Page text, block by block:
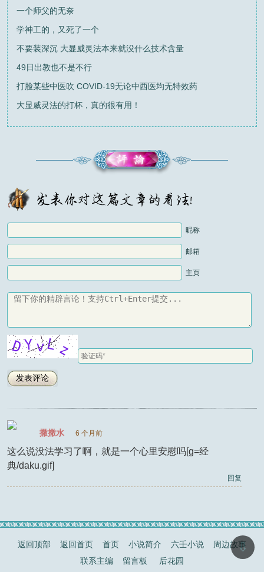
一个师父的无奈
学神工的，又死了一个
不要装深沉 大显威灵法本来就没什么技术含量
49日出教也不是不行
打脸某些中医吹 COVID-19无论中西医均无特效药
大显威灵法的打杯，真的很有用！
昵称
邮箱
主页
撒撒水 6 个月前
这么说没法学习了啊，就是一个心里安慰吗[g=经
典/daku.gif]
回复
返回顶部 返回首页 首页 小说简介 六壬小说
周边故事
联系主编
留言板 后花园
⇩